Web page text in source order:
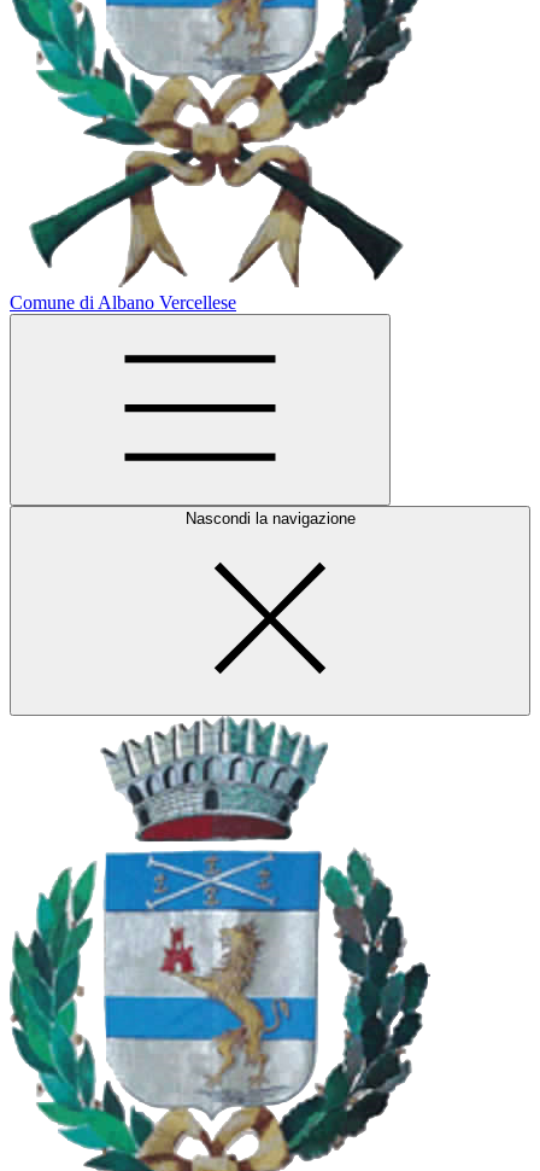
Comune di Albano Vercellese
Nascondi la navigazione